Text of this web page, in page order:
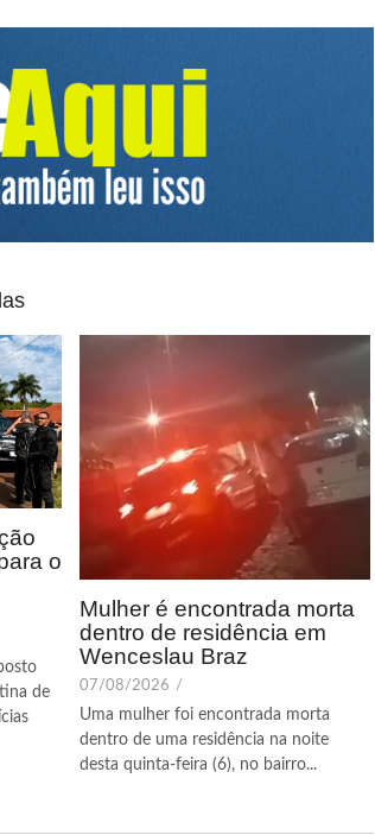
o
de
Mulher é encontrada morta
dentro de residência em
Wenceslau Braz
07/08/2026 /
Uma mulher foi encontrada morta
dentro de uma residência na noite
desta quinta-feira (6), no bairro...